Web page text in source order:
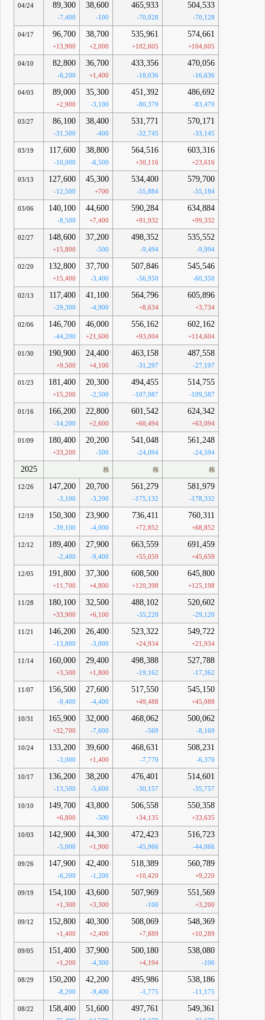
04/24 89,300
-7,400
38,600
-100
465,933
-70,028
504,533
-70,128
04/17 96,700
+13,900
38,700
+2,000
535,961
+102,605
574,661
+104,605
04/10 82,800
-6,200
36,700
+1,400
433,356
-18,036
470,056
-16,636
04/03 89,000
+2,900
35,300
-3,100
451,392
-80,379
486,692
-83,479
03/27 86,100
-31,500
38,400
-400
531,771
-32,745
570,171
-33,145
03/19 117,600
-10,000
38,800
-6,500
564,516
+30,116
603,316
+23,616
03/13 127,600
-12,500
45,300
+700
534,400
-55,884
579,700
-55,184
03/06 140,100
-8,500
44,600
+7,400
590,284
+91,932
634,884
+99,332
02/27 148,600
+15,800
37,200
-500
498,352
-9,494
535,552
-9,994
02/20 132,800
+15,400
37,700
-3,400
507,846
-56,950
545,546
-60,350
02/13 117,400
-29,300
41,100
-4,900
564,796
+8,634
605,896
+3,734
02/06 146,700
-44,200
46,000
+21,600
556,162
+93,004
602,162
+114,604
01/30 190,900
+9,500
24,400
+4,100
463,158
-31,297
487,558
-27,197
01/23 181,400
+15,200
20,300
-2,500
494,455
-107,087
514,755
-109,587
01/16 166,200
-14,200
22,800
+2,600
601,542
+60,494
624,342
+63,094
01/09 180,400
+33,200
20,200
-500
541,048
-24,094
561,248
-24,594
2025 株 株 株
12/26 147,200
-3,100
20,700
-3,200
561,279
-175,132
581,979
-178,332
12/19 150,300
-39,100
23,900
-4,000
736,411
+72,852
760,311
+68,852
12/12 189,400
-2,400
27,900
-9,400
663,559
+55,059
691,459
+45,659
12/05 191,800
+11,700
37,300
+4,800
608,500
+120,398
645,800
+125,198
11/28 180,100
+33,900
32,500
+6,100
488,102
-35,220
520,602
-29,120
11/21 146,200
-13,800
26,400
-3,000
523,322
+24,934
549,722
+21,934
11/14 160,000
+3,500
29,400
+1,800
498,388
-19,162
527,788
-17,362
11/07 156,500
-9,400
27,600
-4,400
517,550
+49,488
545,150
+45,088
10/31 165,900
+32,700
32,000
-7,600
468,062
-569
500,062
-8,169
10/24 133,200
-3,000
39,600
+1,400
468,631
-7,770
508,231
-6,370
10/17 136,200
-13,500
38,200
-5,600
476,401
-30,157
514,601
-35,757
10/10 149,700
+6,800
43,800
-500
506,558
+34,135
550,358
+33,635
10/03 142,900
-5,000
44,300
+1,900
472,423
-45,966
516,723
-44,066
09/26 147,900
-6,200
42,400
-1,200
518,389
+10,420
560,789
+9,220
09/19 154,100
+1,300
43,600
+3,300
507,969
-100
551,569
+3,200
09/12 152,800
+1,400
40,300
+2,400
508,069
+7,889
548,369
+10,289
09/05 151,400
+1,200
37,900
-4,300
500,180
+4,194
538,080
-106
08/29 150,200
-8,200
42,200
-9,400
495,986
-1,775
538,186
-11,175
08/22 158,400 51,600 497,761 549,361